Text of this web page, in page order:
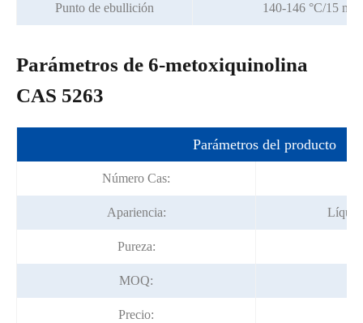
Punto de ebullición 140-146 °C/15
Parámetros de 6-metoxiquinolina
CAS 5263
Parámetros del producto
Número Cas:
Apariencia:
Pureza:
MOQ:
Precio: